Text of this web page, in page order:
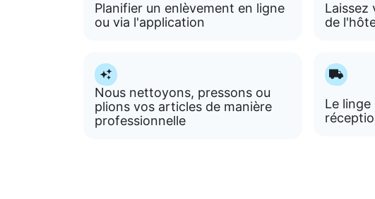
Planifier un enlèvement en ligne
ou via l'application
Laissez
de
Nous nettoyons, pressons ou
plions vos articles de manière
professionnelle
Le